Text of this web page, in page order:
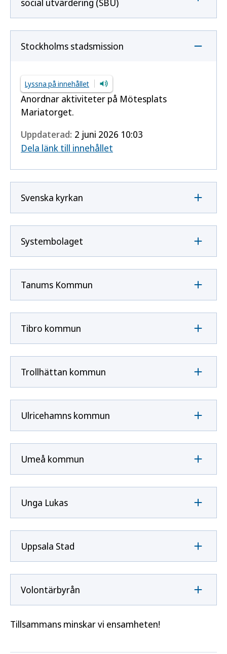
Stockholms stadsmission
Lyssna på innehållet
Anordnar aktiviteter på Mötesplats
Mariatorget.
Uppdaterad: 2 juni 2026 10:03
Dela länk till innehållet
Svenska kyrkan
Systembolaget
Tanums Kommun
Tibro kommun
Trollhättan kommun
Ulricehamns kommun
Umeå kommun
Unga Lukas
Uppsala Stad
Volontärbyrån
Tillsammans minskar vi ensamheten!